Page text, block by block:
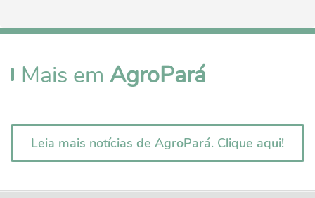
Mais em AgroPará
Leia mais notícias de AgroPará. Clique aqui!